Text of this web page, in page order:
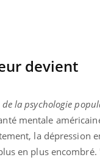
devient
de la psychologie
mentale
la dépression
en plus encombré.